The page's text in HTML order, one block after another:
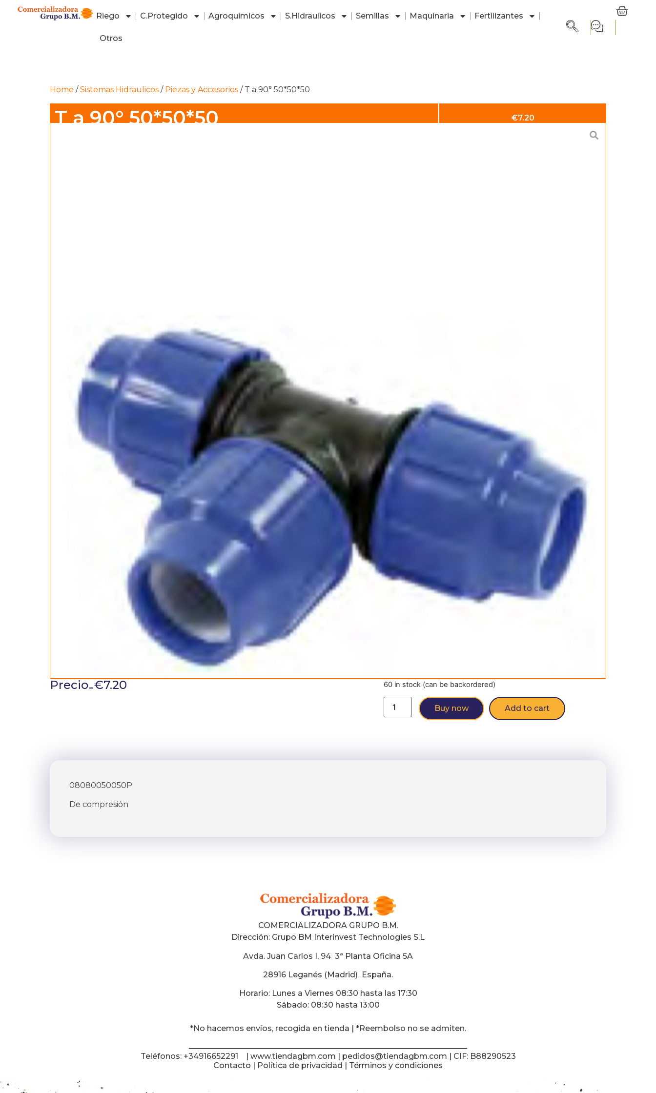
Riego C.Protegido Agroquimicos S.Hidraulicos Semillas Maquinaria Fertilizantes
Otros
Home /Sistemas Hidraulicos / Piezas y Accesorios / T a 90° 50*50*50
T a 90° 50*50*50 €7.20
Precio-€7.20 60 in stock (can be backordered)
Buy now Add to cart
08080050050P
De compresión
COMERCIALIZADORA GRUPO B.M.
Dirección: Grupo BM Interinvest Technologies S.L
Avda. Juan Carlos I, 94 3ª Planta Oficina 5A
28916 Leganés (Madrid) España.
Horario: Lunes a Viernes 08:30 hasta las 17:30
Sábado: 08:30 hasta 13:00
*No hacemos envíos, recogida en tienda | *Reembolso no se admiten.
Teléfonos: +34916652291 | www.tiendagbm.com | pedidos@tiendagbm.com | CIF: B88290523
Contacto | Política de privacidad | Términos y condiciones